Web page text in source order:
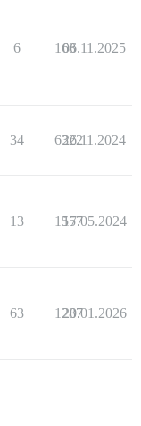
6 168
06.11.2025
34 6322
26.11.2024
13 1557
17.05.2024
63 1287
20.01.2026